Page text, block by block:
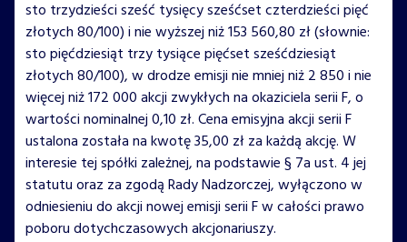
sto trzydzieści sześć tysięcy sześćset czterdzieści pięć
złotych 80/100) i nie wyższej niż 153 560,80 zł (słownie:
sto pięćdziesiąt trzy tysiące pięćset sześćdziesiąt
złotych 80/100), w drodze emisji nie mniej niż 2 850 i nie
więcej niż 172 000 akcji zwykłych na okaziciela serii F, o
wartości nominalnej 0,10 zł. Cena emisyjna akcji serii F
ustalona została na kwotę 35,00 zł za każdą akcję. W
interesie tej spółki zależnej, na podstawie § 7a ust. 4 jej
statutu oraz za zgodą Rady Nadzorczej, wyłączono w
odniesieniu do akcji nowej emisji serii F w całości prawo
poboru dotychczasowych akcjonariuszy.